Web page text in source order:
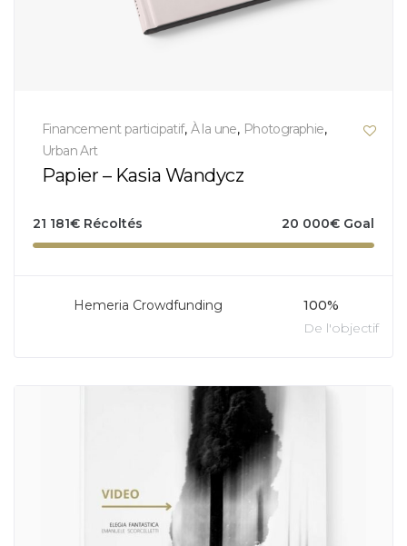
Financement participatif, À la une, Photographie,
Urban Art
Papier – Kasia Wandycz
21 181€ Récoltés 20 000€ Goal
Hemeria Crowdfunding
100%
De l'objectif